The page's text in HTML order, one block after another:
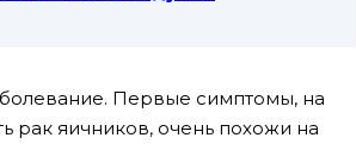
Первые симптомы, на
рак яичников, очень похожи на